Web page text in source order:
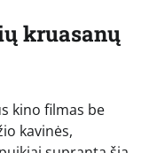
kruasanų
kino filmas be
kavinės,